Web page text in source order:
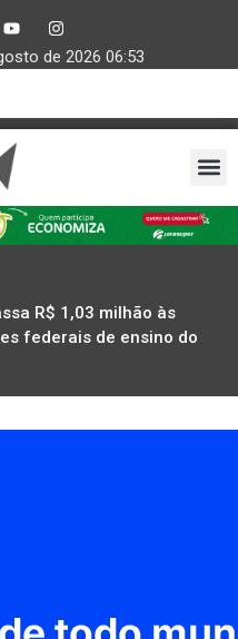
de 2026 06:53
R$ 1,03 milhão às
federais de ensino do